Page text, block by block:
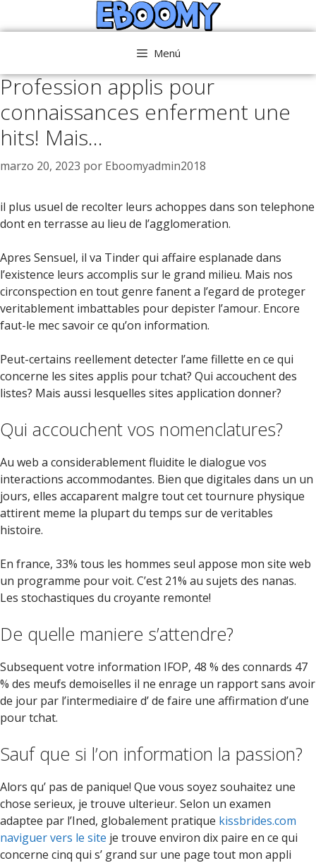
al
Menú
Profession applis pour
connaissances enferment une
hits! Mais…
marzo 20, 2023 por Eboomyadmin2018
il plus usuel de recolter leurs achoppes dans son telephone
dont en terrasse au lieu de l’agglomeration.
Apres Sensuel, il va Tinder qui affaire esplanade dans
l’existence leurs accomplis sur le grand milieu. Mais nos
circonspection en tout genre fanent a l’egard de proteger
veritablement imbattables pour depister l’amour. Encore
faut-le mec savoir ce qu’on information.
Peut-certains reellement detecter l’ame fillette en ce qui
concerne les sites applis pour tchat? Qui accouchent des
listes? Mais aussi lesquelles sites application donner?
Qui accouchent vos nomenclatures?
Au web a considerablement fluidite le dialogue vos
interactions accommodantes. Bien que digitales dans un un
jours, elles accaparent malgre tout cet tournure physique
attirent meme la plupart du temps sur de veritables
histoire.
En france, 33% tous les hommes seul appose mon site web
un programme pour voit. C’est 21% au sujets des nanas.
Les stochastiques du croyante remonte!
De quelle maniere s’attendre?
Subsequent votre information IFOP, 48 % des connards 47
% des meufs demoiselles il ne enrage un rapport sans avoir
de jour par l’intermediaire d’ de faire une affirmation d’une
pour tchat.
Sauf que si l’on information la passion?
Alors qu’ pas de panique! Que vous soyez souhaitez une
chose serieux, je trouve ulterieur. Selon un examen
adaptee par l’Ined, globalement pratique kissbrides.com
naviguer vers le site je trouve environ dix paire en ce qui
concerne cinq qui s’ grand sur une page tout mon appli